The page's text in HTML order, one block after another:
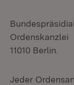
Ordenskanzlei
11010 Berlin.
Jeder